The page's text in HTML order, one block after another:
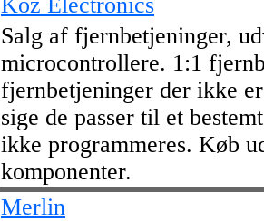
Salg af fjernbetjeninger,
microcontrollere. 1:1
fjernbetjeninger der ikke
sige de passer til et
ikke programmeres. Køb
komponenter.
Merlin